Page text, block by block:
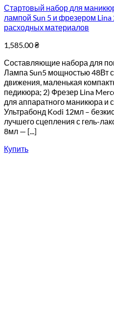
Стартовый набор для
лампой Sun 5 и фрезером
расходных материалов
1,585.00₴
Составляющие набора для
Лампа Sun5 мощностью 48Вт
движения, маленькая
педикюра; 2) Фрезер Lina
для аппаратного маникюра и
Ультрабонд Kodi 12мл –
лучшего сцепления с гель-
8мл — [...]
Купить